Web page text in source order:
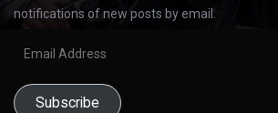
notifications of new posts by email.
Subscribe